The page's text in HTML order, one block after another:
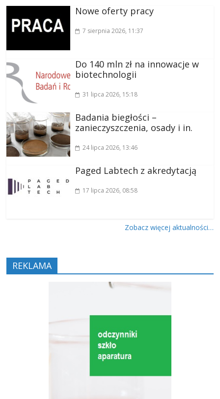
Nowe oferty pracy
7 sierpnia 2026, 11:37
Do 140 mln zł na innowacje w
biotechnologii
31 lipca 2026, 15:18
Badania biegłości –
zanieczyszczenia, osady i in.
24 lipca 2026, 13:46
Paged Labtech z akredytacją
17 lipca 2026, 08:58
Zobacz więcej aktualności…
REKLAMA